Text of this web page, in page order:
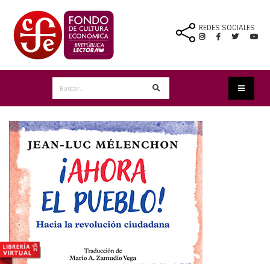
REDES SOCIALES